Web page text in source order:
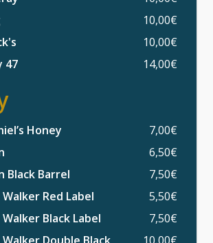
10,00€
10,00€
47
14,00€
Honey
7,00€
6,50€
Black Barrel
7,50€
Walker Red Label
5,50€
Walker Black Label
7,50€